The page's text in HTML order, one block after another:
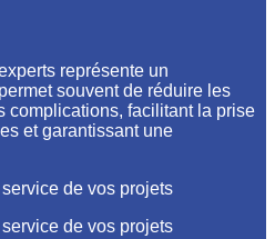
représente un
souvent de réduire les
complications, facilitant la prise
et garantissant une
de vos projets
de vos projets